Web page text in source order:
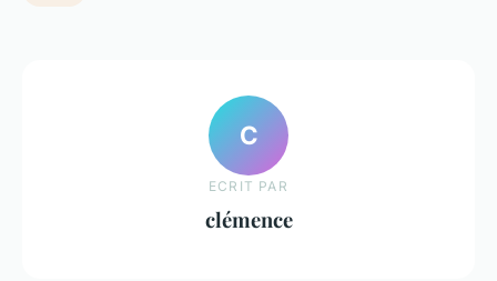
C
ECRIT PAR
clémence